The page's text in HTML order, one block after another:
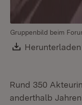
Gruppenbild beim
Download:
Herunterladen
Rund 350
anderthalb